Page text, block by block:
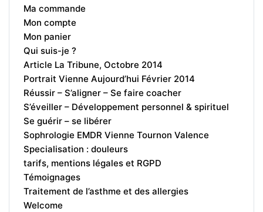
Ma commande
Mon compte
Mon panier
Qui suis-je ?
Article La Tribune, Octobre 2014
Portrait Vienne Aujourd’hui Février 2014
Réussir – S’aligner – Se faire coacher
S’éveiller – Développement personnel & spirituel
Se guérir – se libérer
Sophrologie EMDR Vienne Tournon Valence
Specialisation : douleurs
tarifs, mentions légales et RGPD
Témoignages
Traitement de l’asthme et des allergies
Welcome